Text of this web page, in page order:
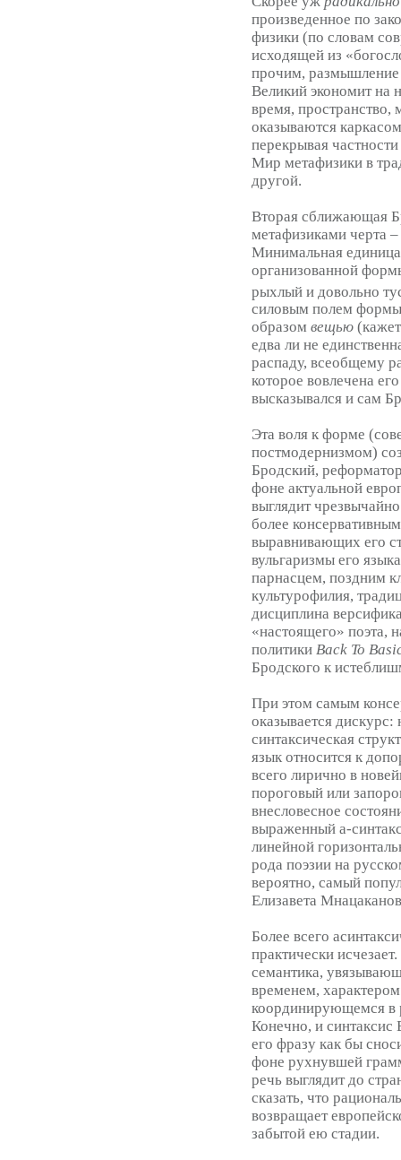
произведенное по
физики (по словам
исходящей из
прочим, размышление
Великий экономит на
время, пространство,
оказываются
перекрывая
Мир метафизики в
другой.
Вторая сближающая
метафизиками черта
Минимальная
организованной
рыхлый и довольно
силовым полем
образом вещью
едва ли не
распаду, всеобщему
которое вовлечена
высказывался и сам
Эта воля к форме
постмодернизмом)
Бродский,
фоне актуальной
выглядит
более
выравнивающих его
вульгаризмы его
парнасцем, поздним
культурофилия,
дисциплина
«настоящего» поэта,
политики Back To
Бродского к
При этом самым
оказывается
синтаксическая
язык относится к
всего лирично в
пороговый или
внесловесное
выраженный а-
линейной
рода поэзии на
вероятно, самый
Елизавета
Более всего
практически
семантика,
временем,
координирующемся в
Конечно, и синтаксис
его фразу как бы
фоне рухнувшей
речь выглядит до
сказать, что
возвращает
забытой ею стадии.